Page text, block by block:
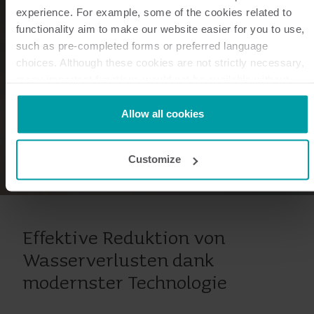
experience. For example, some of the cookies related to
functionality aim to make our website easier for you to use,
such as pre-completed forms or preferred language
choices. Although these cookies are not strictly necessary,
them.
Kamstrup makes use of third-party cookies. A third-party
cookie is installed by someone other than us, such as other
You can at any time change or withdraw your consent from
the Cookie Declaration
Allow all cookies
Customize
Effektive Reduktion von
Wasserverlusten dank
modernster Technologie